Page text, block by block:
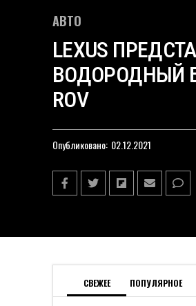
АВТО
LEXUS
ВОДОРОДНЫЙ
ROV
Опубликовано: 02.12.2021
СВЕЖЕЕ ПОПУЛЯРНОЕ